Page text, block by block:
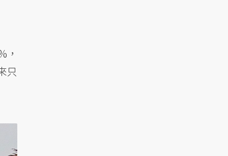
，
只